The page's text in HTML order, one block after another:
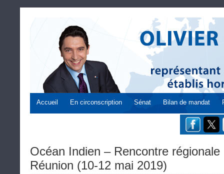
Accueil En circonscription Sénat Bilan de mandat
Océan Indien – Rencontre
Réunion (10-12 mai 2019)